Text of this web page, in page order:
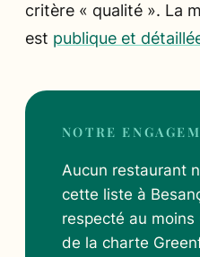
critère « qualité ». La
est publique et
NOTRE
Aucun restaurant
cette liste à
respecté au
de la charte